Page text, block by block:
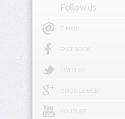
Follow us
E-MAIL
FACEBOOK
TWITTER
GOOGLE MEET
YOUTUBE